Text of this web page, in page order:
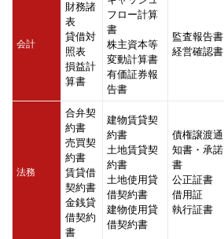
会計
財務諸
表
貸借対
照表
損益計
算書
フロー計算
書
株主資本等
変動計算書
有価証券報
告書
監査報告書
経営確認書
法務
合弁契
約書
売買契
約書
賃貸借
契約書
金銭貸
借契約
書
建物賃貸契
約書
土地賃貸契
約書
土地使用貸
借契約書
建物使用貸
借契約書
債権譲渡通
知書・承諾
書
公正証書
借用証
執行証書